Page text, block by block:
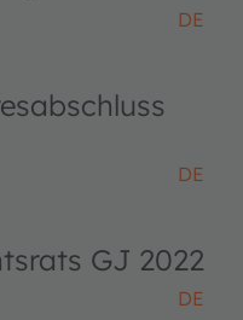
DE
DE
GJ 2022
DE